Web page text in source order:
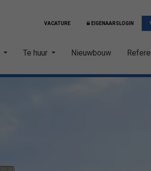
VACATURE EIGENAARSLOGIN
Te huur Nieuwbouw